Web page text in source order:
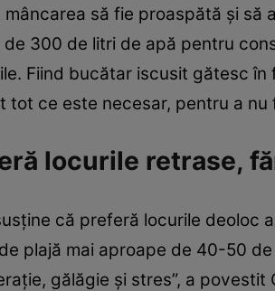
să fie proaspătă şi să
de 300 de litri de apă pentru
Fiind bucătar iscusit gătesc
tot ce este necesar, pentru a nu
locurile retrase,
că preferă locurile deoloc
plajă mai aproape de 40-50
gălăgie şi stres”, a